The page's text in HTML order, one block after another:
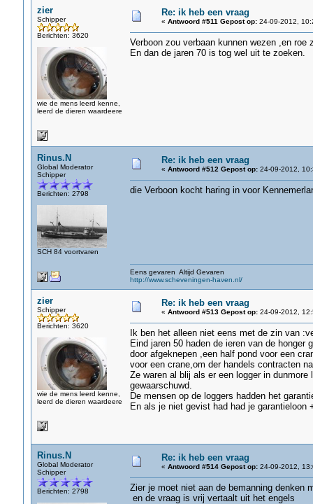
zier
Schipper
Berichten: 3620
wie de mens leerd kenne,
leerd de dieren waardeere
Re: ik heb een vraag
« Antwoord #511 Gepost op:24-09-2012,
Verboon zou verbaan kunnen wezen ,en roe
En dan de jaren 70 is tog wel uit te zoeken.
Rinus.N
Global Moderator
Schipper
Berichten: 2798
SCH 84 voortvaren
Re: ik heb een vraag
« Antwoord #512 Gepost op:24-09-2012,
die Verboon kocht haring in voor
Eens gevaren Altijd Gevaren
http://www.scheveningen-haven.nl/
zier
Schipper
Berichten: 3620
wie de mens leerd kenne,
leerd de dieren waardeere
Re: ik heb een vraag
« Antwoord #513 Gepost op:24-09-2012,
Ik ben het alleen niet eens met de zin van
Eind jaren 50 haden de ieren van de honger
door afgeknepen ,een half pond voor een
voor een crane,om der handels contracten
Ze waren al blij als er een logger in
gewaarschuwd.
De mensen op de loggers hadden het
En als je niet gevist had had je
Rinus.N
Global Moderator
Schipper
Berichten: 2798
Re: ik heb een vraag
« Antwoord #514 Gepost op:24-09-2012,
Zier je moet niet aan de bemanning denken
en de vraag is vrij vertaalt uit het engels